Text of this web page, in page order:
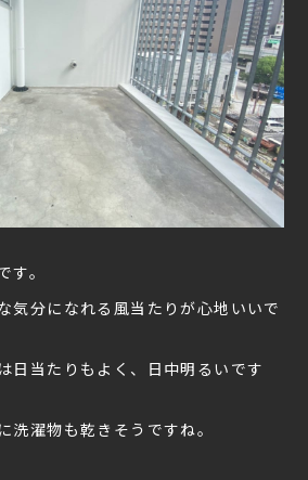
。
気分になれる風当たりが心地いいで
日当たりもよく、日中明るいです
洗濯物も乾きそうですね。